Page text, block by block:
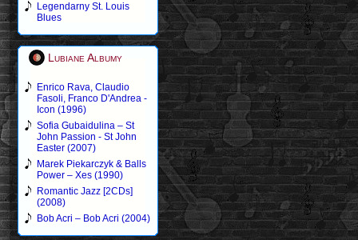
Legendarny St. Louis
Blues
Lubiane Albumy
Enrico Rava, Claudio
Fasoli, Franco D'Andrea -
Icon (1996)
Sofia Gubaidulina – St
John Passion - St John
Easter (2007)
Marek Piekarczyk & Balls
Power – Xes (1990)
Romantic Jazz [2CDs]
(2008)
Bob Acri – Bob Acri (2004)